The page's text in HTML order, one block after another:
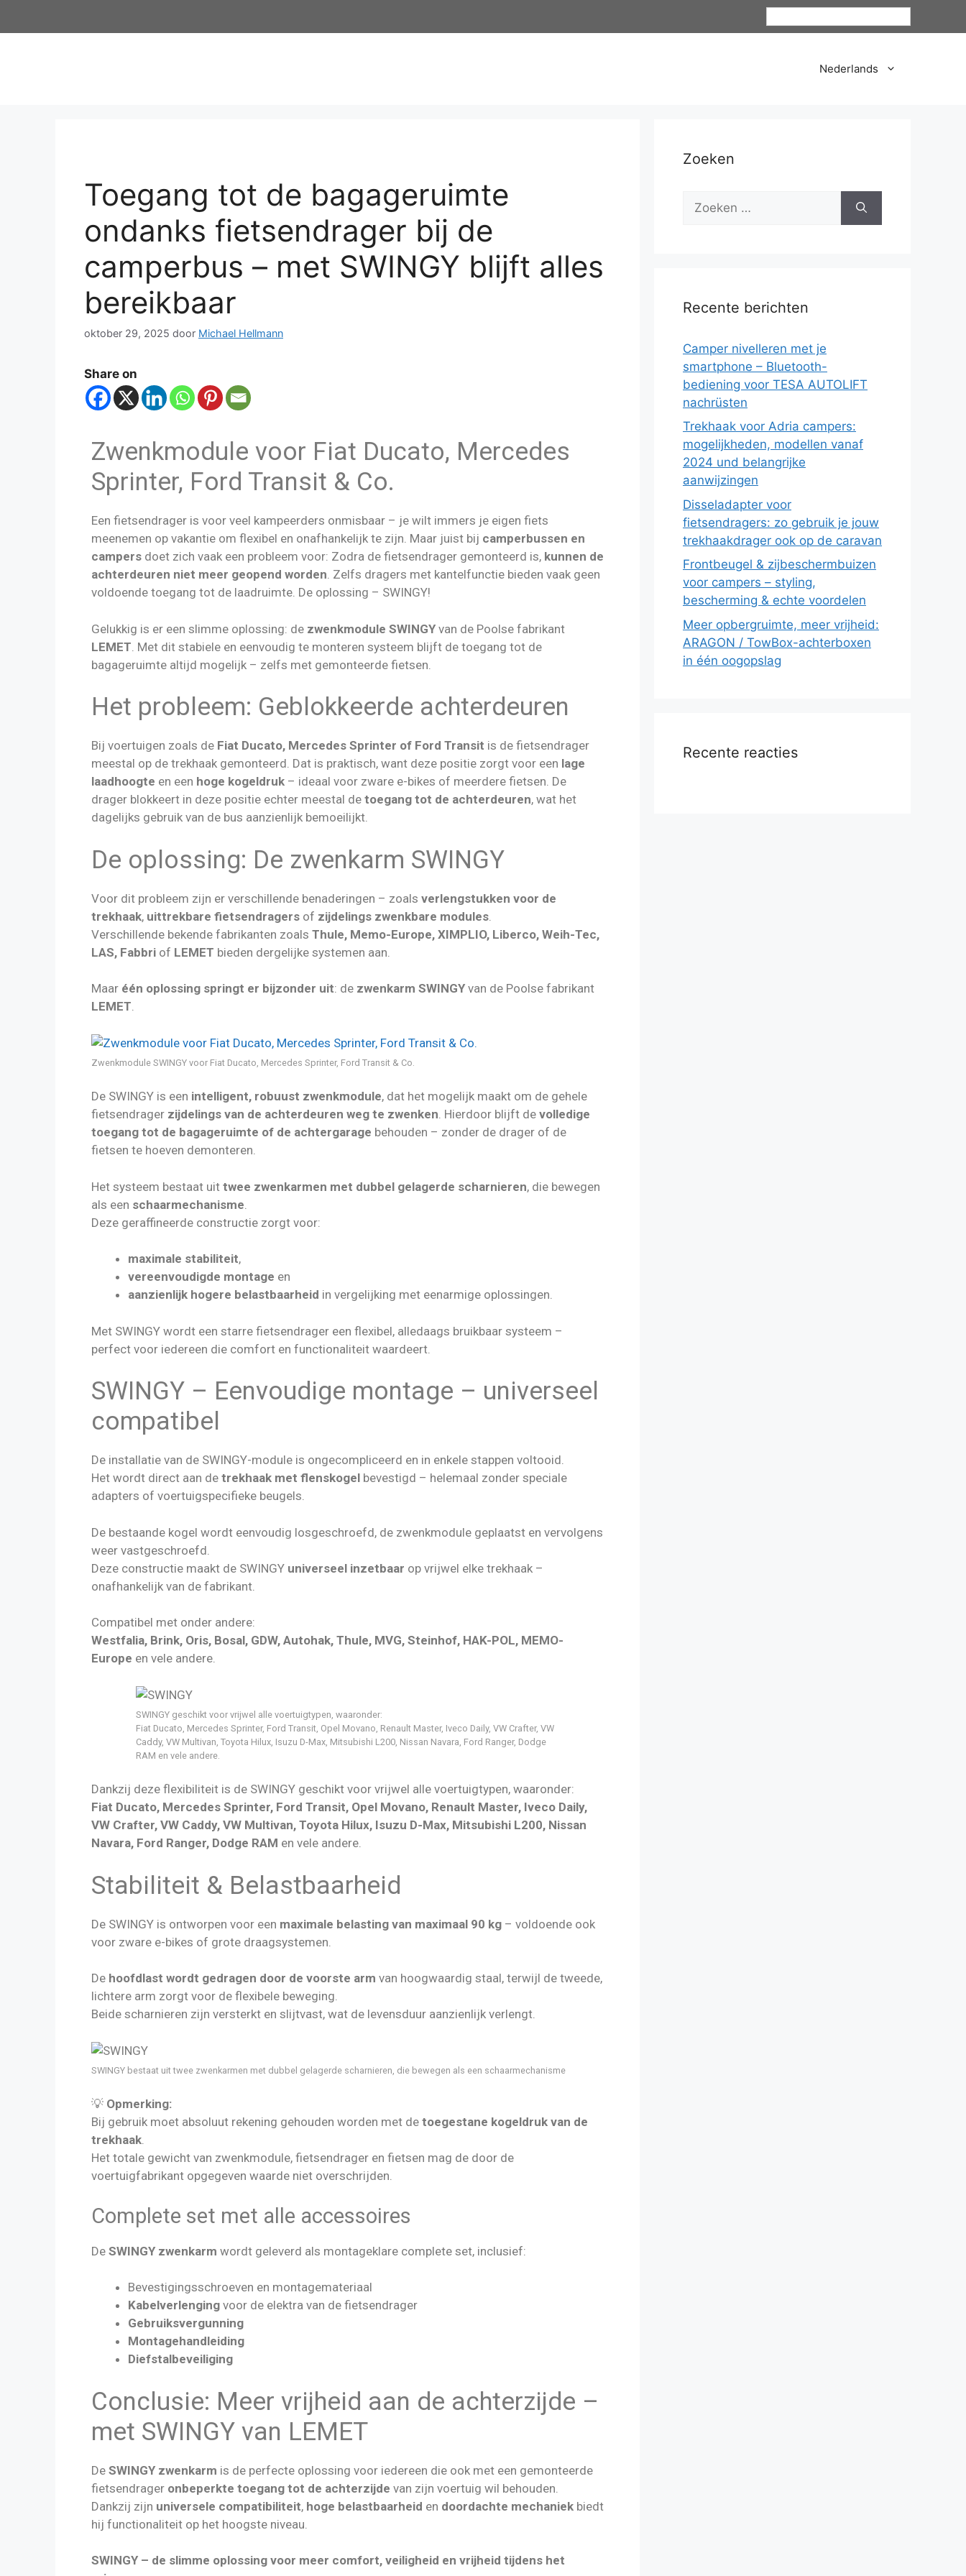
Nederlands
Toegang tot de bagageruimte
ondanks fietsendrager bij de
camperbus – met SWINGY blijft alles
bereikbaar
oktober 29, 2025 door Michael Hellmann
Share on
Zwenkmodule voor Fiat Ducato, Mercedes
Sprinter, Ford Transit & Co.
Een fietsendrager is voor veel kampeerders onmisbaar – je wilt immers je eigen fiets
meenemen op vakantie om flexibel en onafhankelijk te zijn. Maar juist bij camperbussen en
campers doet zich vaak een probleem voor: Zodra de fietsendrager gemonteerd is, kunnen de
achterdeuren niet meer geopend worden. Zelfs dragers met kantelfunctie bieden vaak geen
voldoende toegang tot de laadruimte. De oplossing – SWINGY!
Gelukkig is er een slimme oplossing: de zwenkmodule SWINGY van de Poolse fabrikant
LEMET . Met dit stabiele en eenvoudig te monteren systeem blijft de toegang tot de
bagageruimte altijd mogelijk – zelfs met gemonteerde fietsen.
Het probleem: Geblokkeerde achterdeuren
Bij voertuigen zoals de Fiat Ducato, Mercedes Sprinter of Ford Transit is de fietsendrager
meestal op de trekhaak gemonteerd. Dat is praktisch, want deze positie zorgt voor een lage
laadhoogte en een hoge kogeldruk – ideaal voor zware e-bikes of meerdere fietsen. De
drager blokkeert in deze positie echter meestal de toegang tot de achterdeuren, wat het
dagelijks gebruik van de bus aanzienlijk bemoeilijkt.
De oplossing: De zwenkarm SWINGY
Voor dit probleem zijn er verschillende benaderingen – zoals verlengstukken voor de
trekhaak, uittrekbare fietsendragers of zijdelings zwenkbare modules
Verschillende bekende fabrikanten zoals Thule, Memo-Europe, XIMPLIO, Liberco, Weih-Tec,
LAS, Fabbri of LEMET bieden dergelijke systemen aan.
Maar één oplossing springt er bijzonder uit: de zwenkarm SWINGY van de Poolse fabrikant
LEMET.
Zwenkmodule SWINGY voor Fiat Ducato, Mercedes Sprinter, Ford Transit & Co.
De SWINGY is een intelligent, robuust zwenkmodule, dat het mogelijk maakt om de gehele
fietsendrager zijdelings van de achterdeuren weg te zwenken. Hierdoor blijft de volledige
toegang tot de bagageruimte of de achtergarage behouden – zonder de drager of de
fietsen te hoeven demonteren.
Het systeem bestaat uit twee zwenkarmen met dubbel gelagerde scharnieren, die bewegen
als een schaarmechanisme
Deze geraffineerde constructie zorgt voor:
maximale stabiliteit,
vereenvoudigde montage en
aanzienlijk hogere belastbaarheid in vergelijking met eenarmige oplossingen.
Met SWINGY wordt een starre fietsendrager een flexibel, alledaags bruikbaar systeem –
perfect voor iedereen die comfort en functionaliteit waardeert.
SWINGY – Eenvoudige montage – universeel
compatibel
De installatie van de SWINGY-module is ongecompliceerd en in enkele stappen voltooid.
Het wordt direct aan de trekhaak met flenskogel bevestigd – helemaal zonder speciale
adapters of voertuigspecifieke beugels.
De bestaande kogel wordt eenvoudig losgeschroefd, de zwenkmodule geplaatst en vervolgens
weer vastgeschroefd.
Deze constructie maakt de SWINGY universeel inzetbaar op vrijwel elke trekhaak –
onafhankelijk van de fabrikant.
Compatibel met onder andere:
Westfalia, Brink, Oris, Bosal, GDW, Autohak, Thule, MVG, Steinhof, HAK-POL, MEMO-
Europe en vele andere.
SWINGY geschikt voor vrijwel alle voertuigtypen, waaronder:
Fiat Ducato, Mercedes Sprinter, Ford Transit, Opel Movano, Renault Master, Iveco Daily, VW Crafter, VW
Caddy, VW Multivan, Toyota Hilux, Isuzu D-Max, Mitsubishi L200, Nissan Navara, Ford Ranger, Dodge
RAM en vele andere.
Dankzij deze flexibiliteit is de SWINGY geschikt voor vrijwel alle voertuigtypen, waaronder:
Fiat Ducato, Mercedes Sprinter, Ford Transit, Opel Movano, Renault Master, Iveco Daily,
VW Crafter, VW Caddy, VW Multivan, Toyota Hilux, Isuzu D-Max, Mitsubishi L200, Nissan
Navara, Ford Ranger, Dodge RAM en vele andere.
Stabiliteit & Belastbaarheid
De SWINGY is ontworpen voor een maximale belasting van maximaal 90 kg – voldoende ook
voor zware e-bikes of grote draagsystemen.
De hoofdlast wordt gedragen door de voorste arm van hoogwaardig staal, terwijl de tweede,
lichtere arm zorgt voor de flexibele beweging.
Beide scharnieren zijn versterkt en slijtvast, wat de levensduur aanzienlijk verlengt.
SWINGY bestaat uit twee zwenkarmen met dubbel gelagerde scharnieren, die bewegen als een schaarmechanisme
💡 Opmerking:
Bij gebruik moet absoluut rekening gehouden worden met de toegestane kogeldruk van de
trekhaak.
Het totale gewicht van zwenkmodule, fietsendrager en fietsen mag de door de
voertuigfabrikant opgegeven waarde niet overschrijden.
Complete set met alle accessoires
De SWINGY zwenkarm wordt geleverd als montageklare complete set, inclusief:
Bevestigingsschroeven en montagemateriaal
Kabelverlenging voor de elektra van de fietsendrager
Gebruiksvergunning
Montagehandleiding
Diefstalbeveiliging
Conclusie: Meer vrijheid aan de achterzijde –
met SWINGY van LEMET
De SWINGY zwenkarm is de perfecte oplossing voor iedereen die ook met een gemonteerde
fietsendrager onbeperkte toegang tot de achterzijde van zijn voertuig wil behouden.
Dankzij zijn universele compatibiliteit, hoge belastbaarheid en doordachte mechaniek biedt
hij functionaliteit op het hoogste niveau.
SWINGY – de slimme oplossing voor meer comfort, veiligheid en vrijheid tijdens het
Zoeken
Recente berichten
Camper nivelleren met je
smartphone – Bluetooth-
bediening voor TESA AUTOLIFT
nachrüsten
Trekhaak voor Adria campers:
mogelijkheden, modellen vanaf
2024 und belangrijke
aanwijzingen
Disseladapter voor
fietsendragers: zo gebruik je jouw
trekhaakdrager ook op de caravan
Frontbeugel & zijbeschermbuizen
voor campers – styling,
bescherming & echte voordelen
Meer opbergruimte, meer vrijheid:
ARAGON / TowBox-achterboxen
in één oogopslag
Recente reacties